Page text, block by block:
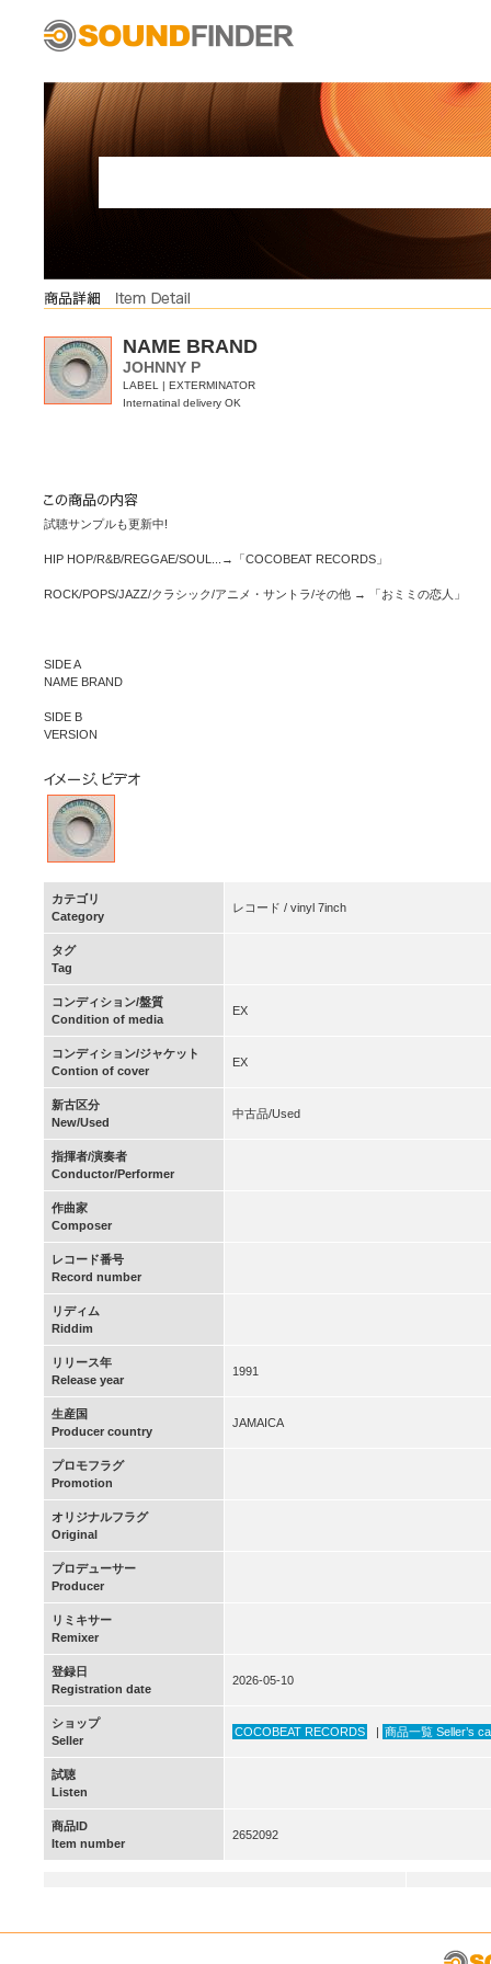
NAME BRAND
JOHNNY P
LABEL | EXTERMINATOR
Internatinal delivery OK
試聴サンプルも更新中!
HIP HOP/R&B/REGGAE/SOUL...→「COCOBEAT RECORDS」
ROCK/POPS/JAZZ/クラシック/アニメ・サントラ/その他 → 「おミミの恋人」
SIDE A
NAME BRAND
SIDE B
VERSION
カテゴリ
Category
レコード / vinyl 7inch
タグ
Tag
コンディション/盤質
Condition of media
EX
コンディション/ジャケット
Contion of cover
EX
新古区分
New/Used
中古品/Used
指揮者/演奏者
Conductor/Performer
作曲家
Composer
レコード番号
Record number
リディム
Riddim
リリース年
Release year
1991
生産国
Producer country
JAMAICA
プロモフラグ
Promotion
オリジナルフラグ
Original
プロデューサー
Producer
リミキサー
Remixer
登録日
Registration date
2026-05-10
ショップ
Seller
COCOBEAT RECORDS | 商品一覧 Seller’s
試聴
Listen
商品ID
Item number
2652092